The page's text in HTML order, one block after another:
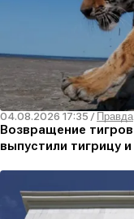
04.08.2026 17:35 / Правда
Возвращение
выпустили тигрицу